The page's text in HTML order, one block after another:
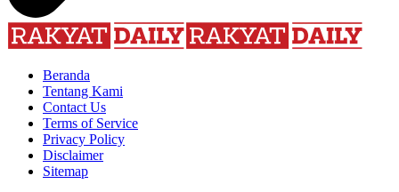
Beranda
Tentang Kami
Contact Us
Terms of Service
Privacy Policy
Disclaimer
Sitemap